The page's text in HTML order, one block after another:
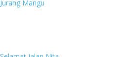
Jurang Mangu